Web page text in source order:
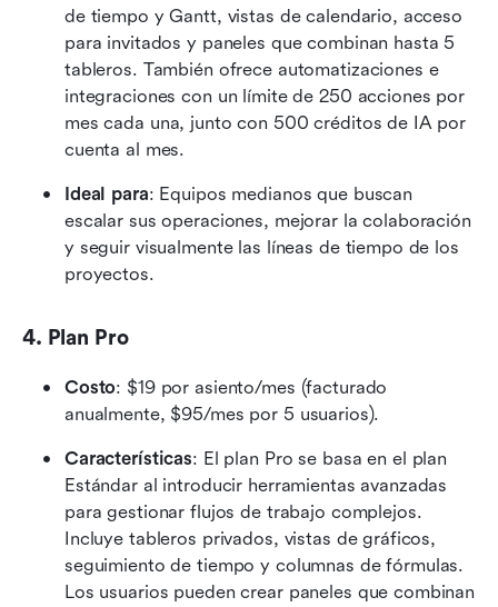
de tiempo y Gantt, vistas de calendario, acceso
para invitados y paneles que combinan hasta 5
tableros. También ofrece automatizaciones e
integraciones con un límite de 250 acciones por
mes cada una, junto con 500 créditos de IA por
cuenta al mes.
Ideal para: Equipos medianos que buscan
escalar sus operaciones, mejorar la colaboración
y seguir visualmente las líneas de tiempo de los
proyectos.
4. Plan Pro
Costo: $19 por asiento/mes (facturado
anualmente, $95/mes por 5 usuarios).
Características: El plan Pro se basa en el plan
Estándar al introducir herramientas avanzadas
para gestionar flujos de trabajo complejos.
Incluye tableros privados, vistas de gráficos,
seguimiento de tiempo y columnas de fórmulas.
Los usuarios pueden crear paneles que combinan